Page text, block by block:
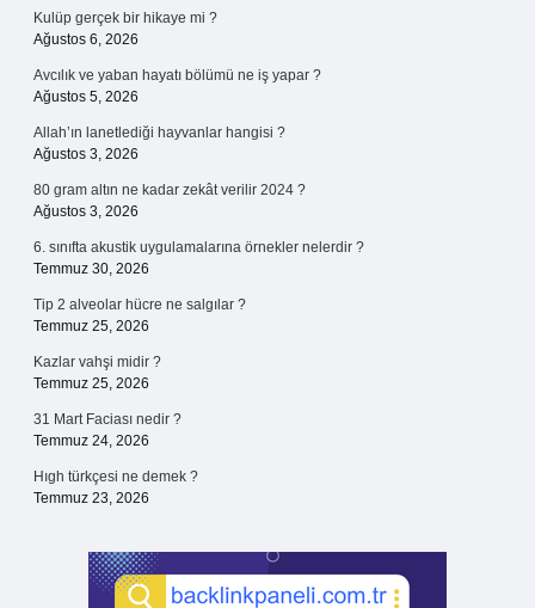
Kulüp gerçek bir hikaye mi ?
Ağustos 6, 2026
Avcılık ve yaban hayatı bölümü ne iş yapar ?
Ağustos 5, 2026
Allah’ın lanetlediği hayvanlar hangisi ?
Ağustos 3, 2026
80 gram altın ne kadar zekât verilir 2024 ?
Ağustos 3, 2026
6. sınıfta akustik uygulamalarına örnekler nelerdir ?
Temmuz 30, 2026
Tip 2 alveolar hücre ne salgılar ?
Temmuz 25, 2026
Kazlar vahşi midir ?
Temmuz 25, 2026
31 Mart Faciası nedir ?
Temmuz 24, 2026
Hıgh türkçesi ne demek ?
Temmuz 23, 2026